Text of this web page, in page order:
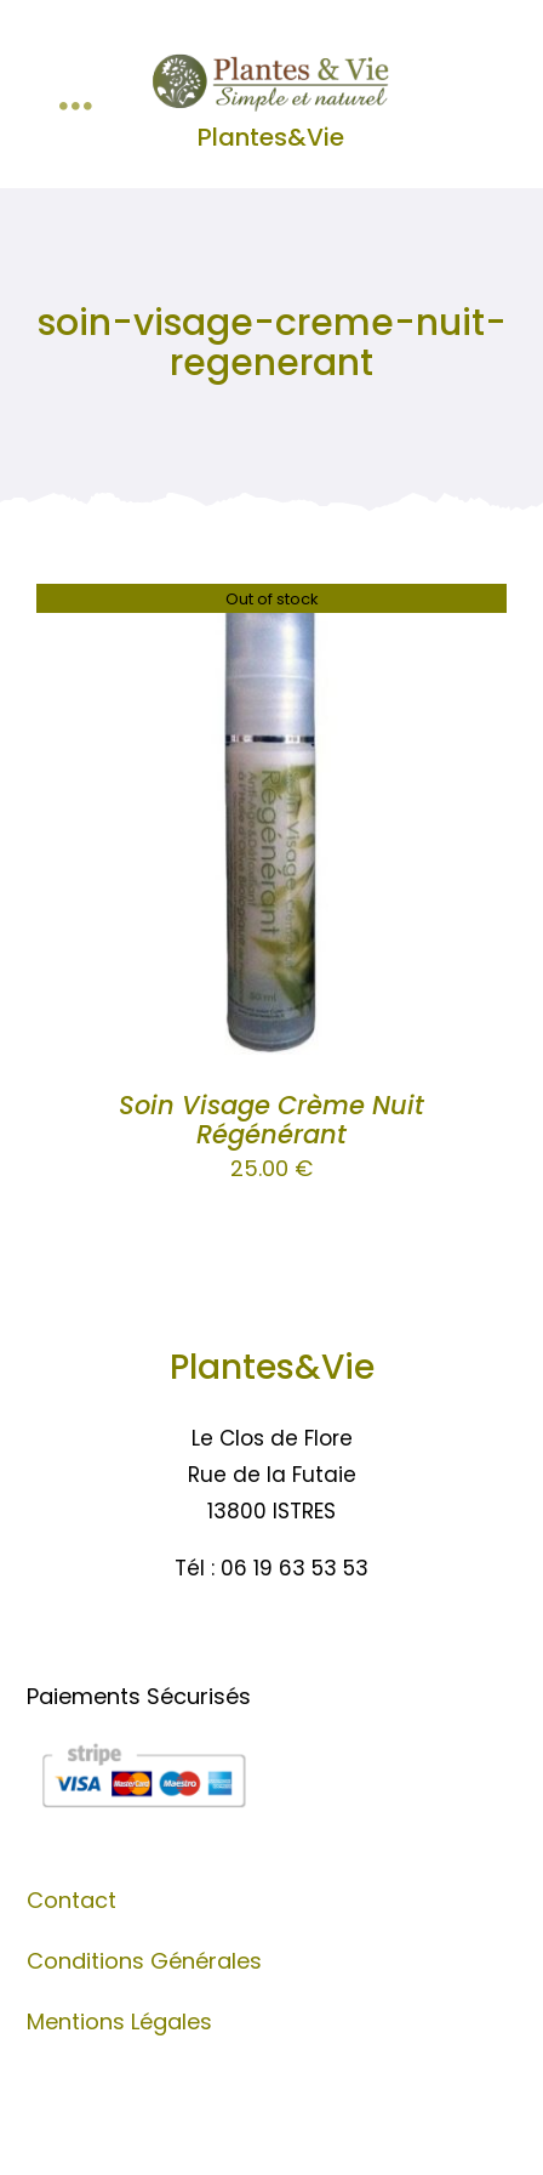
contenu
Plantes&Vie
Toggle
Les Classiques
WooCommerce Mon Compte
soin-visage-creme-nuit-
regenerant
Out of stock
Soin Visage Crème Nuit
Régénérant
25.00 €
Plantes&Vie
Le Clos de Flore
Rue de la Futaie
13800 ISTRES
Tél : 06 19 63 53 53
Paiements Sécurisés
Contact
Conditions Générales
Mentions Légales